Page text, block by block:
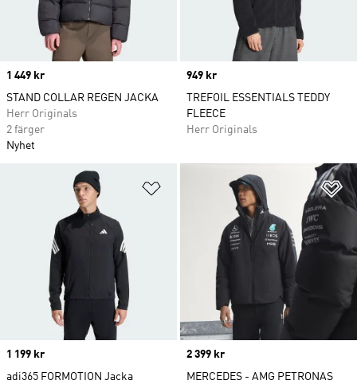
Price
1 449 kr
STAND COLLAR REGEN JACKA
Herr Originals
2 färger
Nyhet
Price
949 kr
TREFOIL ESSENTIALS TEDDY
FLEECE
Herr Originals
Lägg till på önskelistan
Price
1 199 kr
adi365 FORMOTION Jacka
Price
2 399 kr
MERCEDES - AMG PETRONAS